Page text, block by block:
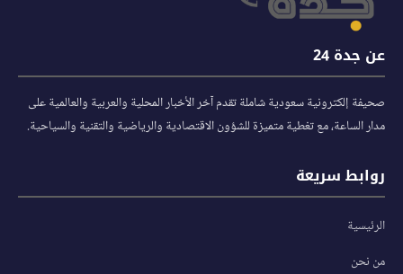
عن جدة 24
صحيفة إلكترونية سعودية شاملة تقدم آخر الأخبار المحلية والعربية والعالمية على
مدار الساعة، مع تغطية متميزة للشؤون الاقتصادية والرياضية والتقنية والسياحية.
روابط سريعة
الرئيسية
من نحن